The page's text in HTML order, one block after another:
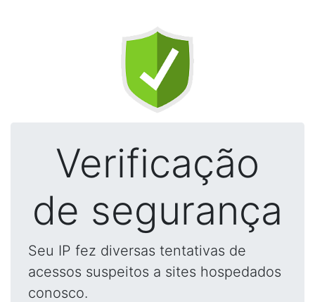
Verificação
de segurança
Seu IP fez diversas tentativas de
acessos suspeitos a sites hospedados
conosco.